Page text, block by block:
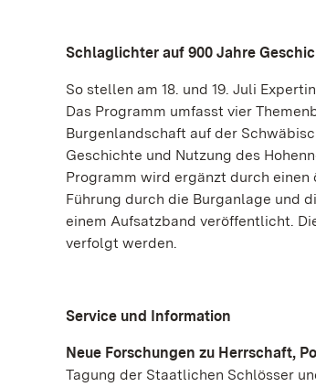
Schlaglichter auf 900 Jahre
So stellen am 18. und 19. Juli
Das Programm umfasst vier
Burgenlandschaft auf der
Geschichte und Nutzung des
Programm wird ergänzt durch
Führung durch die Burganlage und
einem Aufsatzband veröffentlicht.
verfolgt werden.
Service und Information
Neue Forschungen zu Herrschaft,
Tagung der Staatlichen Schlösser